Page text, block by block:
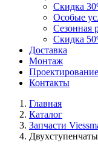
Скидка
Особые
Сезонная
Скидка
Доставка
Монтаж
Проектирование
Контакты
Главная
Каталог
Запчасти